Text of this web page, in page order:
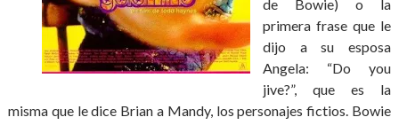
de Bowie) o la
primera frase que le
dijo a su esposa
Angela: “Do you
jive?”, que es la
misma que le dice Brian a Mandy, los personajes fictios. Bowie